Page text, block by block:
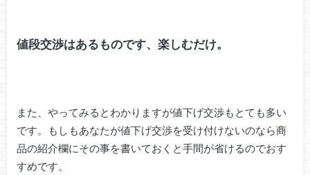
値段交渉はあるものです、楽しむだけ。
また、やってみるとわかりますが値下げ交渉もとても多い
です。もしもあなたが値下げ交渉を受け付けないのなら商
品の紹介欄にその事を書いておくと手間が省けるのでおす
すめです。